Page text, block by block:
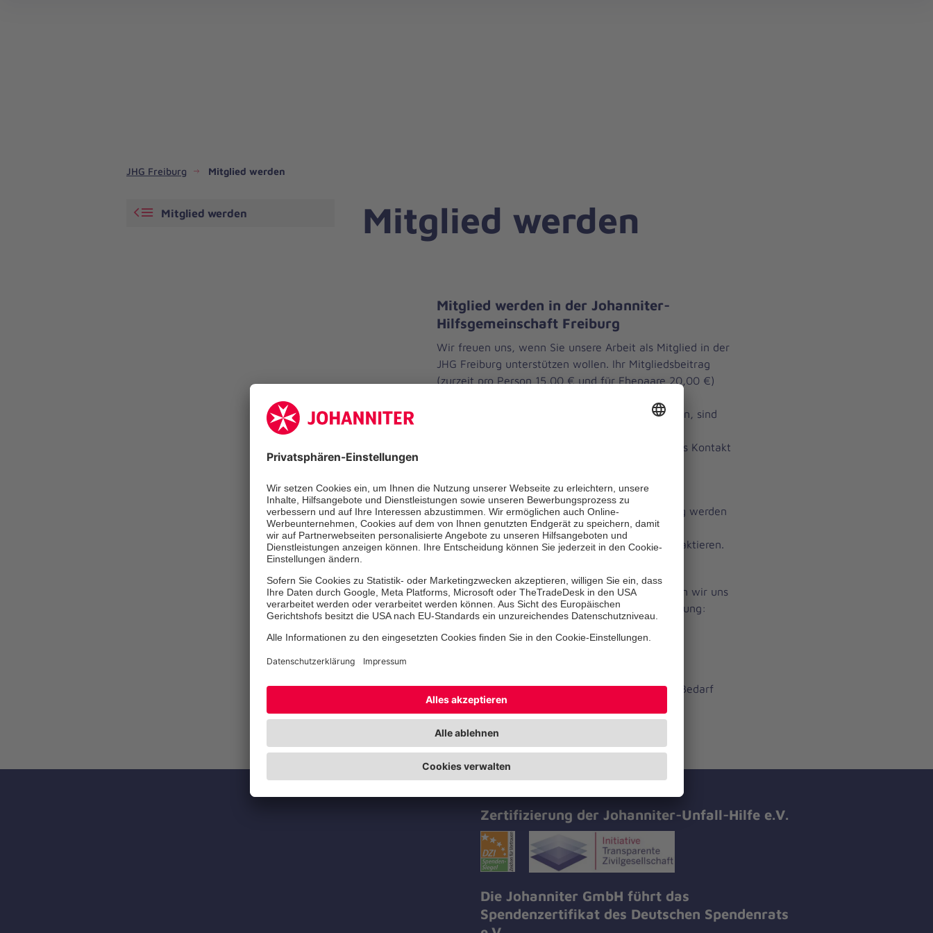
JHG Freiburg Mitglied werden
Mitglied werden
Mitglied werden in der Johanniter-
Hilfsgemeinschaft Freiburg
Wir freuen uns, wenn Sie unsere Arbeit als Mitglied in der
JHG Freiburg unterstützen wollen. Ihr Mitgliedsbeitrag
(zurzeit pro Person 15,00 € und für Ehepaare 20,00 €)
Auch wenn Sie aktiv bei uns mitarbeiten möchten, sind
Um Mitglied zu werden, nehmen Sie bitte mit uns Kontakt
Wenn Sie Mitglied der Grünen Damen in Freiburg werden
wollen, so können Sie diese gerne unter
gruene.damen.uniklinikfreiburg@gmail.com kontaktieren.
Wenn Sie die Arbeit der JHG Freiburg mit einer
einmaligen Spende unterstützen möchten, freuen wir uns
auch darüber natürlich sehr. Unsere Bankverbindung:
BIC GENODE61SPF
Selbstverständlich schicken wir Ihnen gerne bei Bedarf
eine Spendenbescheinigung.
Mitglied werden
Zertifizierung der Johanniter-Unfall-Hilfe e.V.
Die Johanniter GmbH führt das
Spendenzertifikat des Deutschen Spendenrats